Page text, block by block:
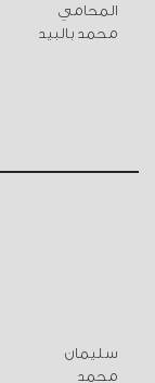
المحامي
محمد بالبيد
سليمان
محمد